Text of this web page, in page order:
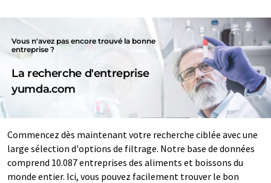
Vous n'avez pas encore trouvé la bonne
entreprise ?
La recherche d'entreprise
yumda.com
Commencez dès maintenant votre recherche ciblée avec une
large sélection d'options de filtrage. Notre base de données
comprend 10.087 entreprises des aliments et boissons du
monde entier. Ici, vous pouvez facilement trouver le bon